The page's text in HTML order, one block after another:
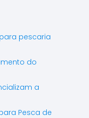
pescaria
do
a
Pesca de